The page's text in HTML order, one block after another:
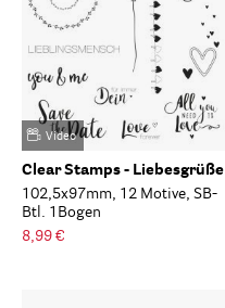
Video
Clear Stamps - Liebesgrüße
102,5x97mm, 12 Motive, SB-
Btl. 1Bogen
8,99 €